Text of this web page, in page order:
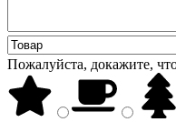
Пожалуйста, докажите,